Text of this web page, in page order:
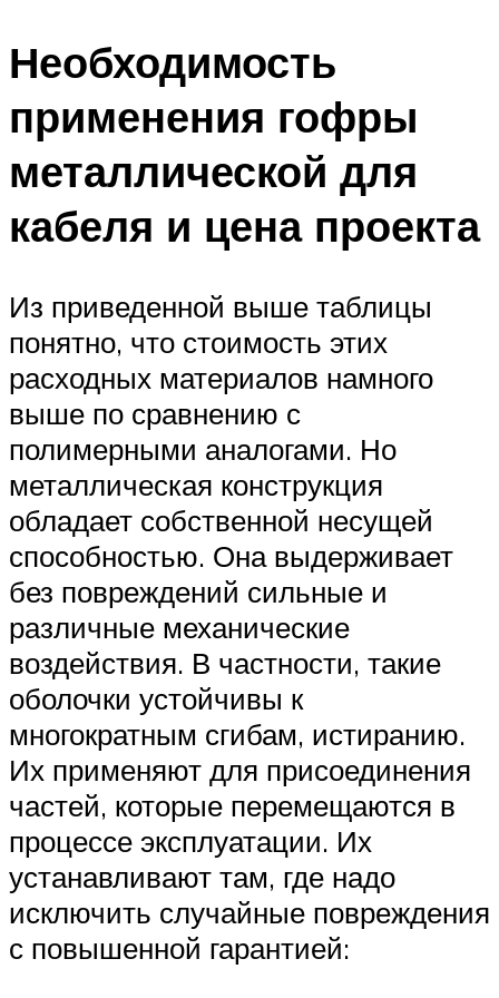
Необходимость
применения гофры
металлической для
кабеля и цена проекта
Из приведенной выше таблицы
понятно, что стоимость этих
расходных материалов намного
выше по сравнению с
полимерными аналогами. Но
металлическая конструкция
обладает собственной несущей
способностью. Она выдерживает
без повреждений сильные и
различные механические
воздействия. В частности, такие
оболочки устойчивы к
многократным сгибам, истиранию.
Их применяют для присоединения
частей, которые перемещаются в
процессе эксплуатации. Их
устанавливают там, где надо
исключить случайные повреждения
с повышенной гарантией: